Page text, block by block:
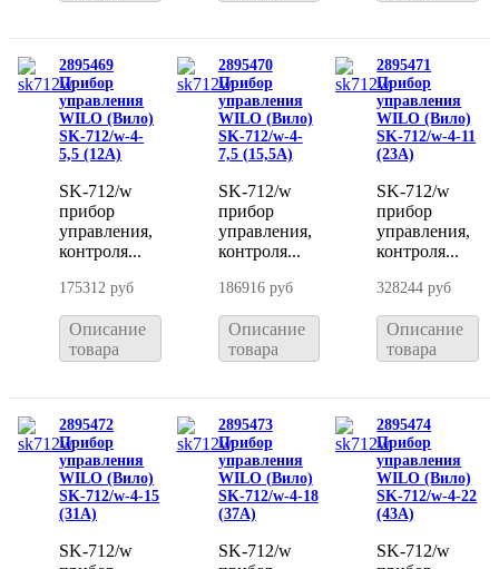
2895469
Прибор
управления
WILO (Вило)
SK-712/w-4-
5,5 (12A)
SK-712/w
прибор
управления,
контроля...
175312 руб
Описание
товара
2895470
Прибор
управления
WILO (Вило)
SK-712/w-4-
7,5 (15,5A)
SK-712/w
прибор
управления,
контроля...
186916 руб
Описание
товара
2895471
Прибор
управления
WILO (Вило)
SK-712/w-4-11
(23A)
SK-712/w
прибор
управления,
контроля...
328244 руб
Описание
товара
2895472
Прибор
управления
WILO (Вило)
SK-712/w-4-15
(31A)
SK-712/w
2895473
Прибор
управления
WILO (Вило)
SK-712/w-4-18
(37A)
SK-712/w
2895474
Прибор
управления
WILO (Вило)
SK-712/w-4-22
(43A)
SK-712/w